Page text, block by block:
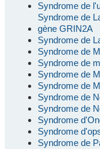
Syndrome de
Syndrome de
gène GRIN2A
Syndrome de
Syndrome de
Syndrome de
Syndrome de
Syndrome de
Syndrome de
Syndrome de
Syndrome
Syndrome
Syndrome de